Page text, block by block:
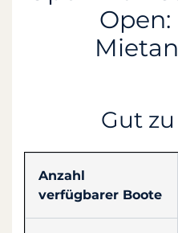
Gut
Anzahl
verfügbarer Boote